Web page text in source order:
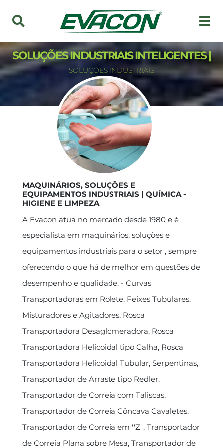
SOLUÇÕES INDUSTRIAIS INTELIGENTES |
SOLUÇÕES INDUSTRIAIS
MAQUINÁRIOS, SOLUÇÕES E
EQUIPAMENTOS INDUSTRIAIS | QUÍMICA -
HIGIENE E LIMPEZA
A Evacon atua no mercado desde 1980 e é
especialista em maquinários, soluções e
equipamentos industriais para o setor , sempre
oferecendo o que há de melhor em questões de
desempenho e qualidade. - Curvas
Transportadoras em Rolete, Feixes Tubulares,
Misturadores e Agitadores, Rosca
Transportadora Desaglomeradora, Rosca
Transportadora Helicoidal tipo Calha, Rosca
Transportadora Helicoidal Tubular, Serpentinas,
Transportador de Arraste tipo Redler,
Transportador de Correia com Taliscas,
Transportador de Correia Côncava Cavaletes,
Transportador de Correia em ''Z'', Transportador
de Correia Plana sobre Mesa, Transportador de